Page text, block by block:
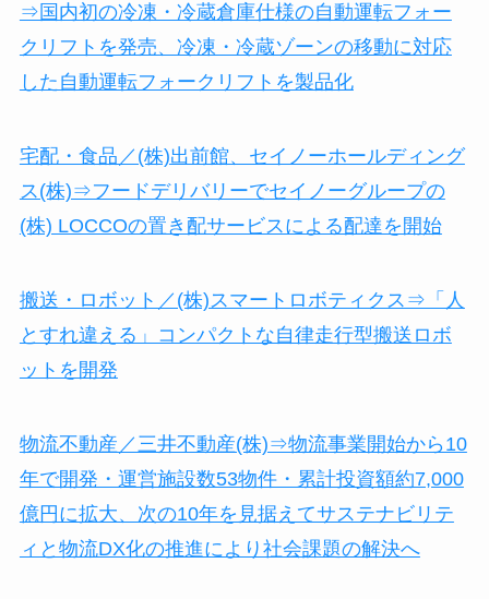
⇒国内初の冷凍・冷蔵倉庫仕様の自動運転フォー
クリフトを発売、冷凍・冷蔵ゾーンの移動に対応
した自動運転フォークリフトを製品化
宅配・食品／(株)出前館、セイノーホールディング
ス(株)⇒フードデリバリーでセイノーグループの
(株) LOCCOの置き配サービスによる配達を開始
搬送・ロボット／(株)スマートロボティクス⇒「人
とすれ違える」コンパクトな自律走行型搬送ロボ
ットを開発
物流不動産／三井不動産(株)⇒物流事業開始から10
年で開発・運営施設数53物件・累計投資額約7,000
億円に拡大、次の10年を見据えてサステナビリテ
ィと物流DX化の推進により社会課題の解決へ